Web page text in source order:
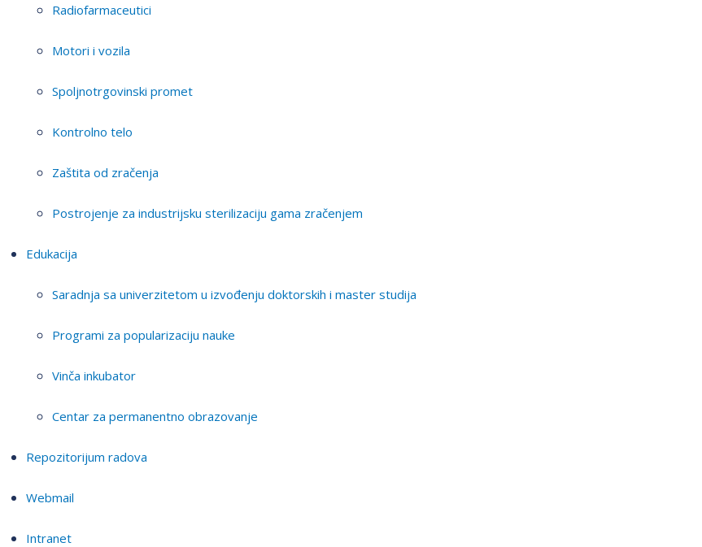
Radiofarmaceutici
Motori i vozila
Spoljnotrgovinski promet
Kontrolno telo
Zaštita od zračenja
Postrojenje za industrijsku sterilizaciju gama zračenjem
Edukacija
Saradnja sa univerzitetom u izvođenju doktorskih i master studija
Programi za popularizaciju nauke
Vinča inkubator
Centar za permanentno obrazovanje
Repozitorijum radova
Webmail
Intranet